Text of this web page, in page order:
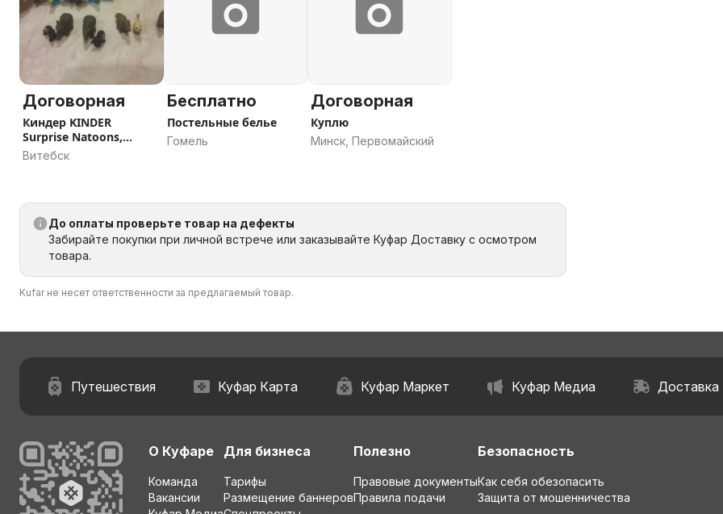
Договорная
Киндер KINDER
Surprise Natoons,
Новогодняя серия
Витебск
Бесплатно
Постельные белье
Гомель
Договорная
Куплю
Минск, Первомайский
До оплаты проверьте товар на дефекты
Забирайте покупки при личной встрече или заказывайте Куфар Доставку с осмотром
товара.
Kufar не несет ответственности за предлагаемый товар.
Путешествия Куфар Карта Куфар Маркет Куфар Медиа Доставка
О Куфаре
Команда
Вакансии
Для бизнеса
Тарифы
Размещение баннеров
Полезно
Правовые документы
Правила подачи
Безопасность
Как себя обезопасить
Защита от мошенничества